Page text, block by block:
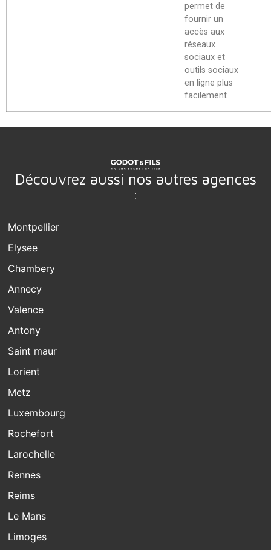
permet de
fournir un
accès aux
réseaux
sociaux et
outils sociaux
en ligne plus
facilement
Découvrez aussi nos autres agences
:
Montpellier
Elysee
Chambery
Annecy
Valence
Antony
Saint maur
Lorient
Metz
Luxembourg
Rochefort
Larochelle
Rennes
Reims
Le Mans
Limoges